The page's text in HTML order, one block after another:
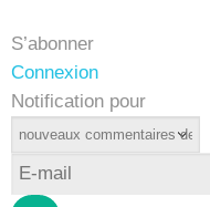
S’abonner
Connexion
Notification pour